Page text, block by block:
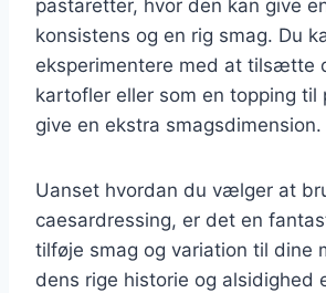
pastaretter, hvor den kan give
konsistens og en rig smag. Du
eksperimentere med at tilsætte
kartofler eller som en topping til
give en ekstra smagsdimension.
Uanset hvordan du vælger at
caesardressing, er det en
tilføje smag og variation til dine
dens rige historie og alsidighed